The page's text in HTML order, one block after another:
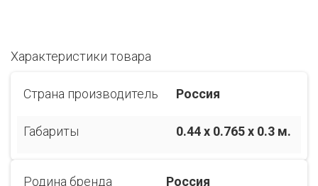
Характеристики товара
Страна производитель Россия
Габариты 0.44 x 0.765 x 0.3 м.
Родина бренда Россия